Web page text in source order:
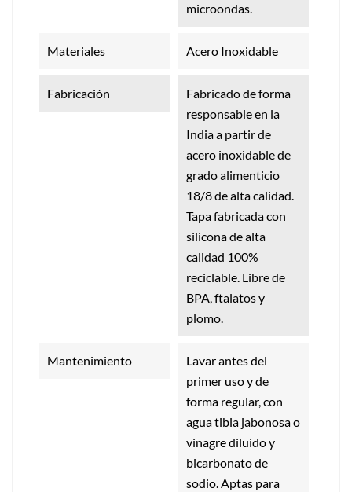
microondas.
Materiales Acero Inoxidable
Fabricación
Fabricado de forma
responsable en la
India a partir de
acero inoxidable de
grado alimenticio
18/8 de alta calidad.
Tapa fabricada con
silicona de alta
calidad 100%
reciclable. Libre de
BPA, ftalatos y
plomo.
Mantenimiento
Lavar antes del
primer uso y de
forma regular, con
agua tibia jabonosa o
vinagre diluido y
bicarbonato de
sodio. Aptas para